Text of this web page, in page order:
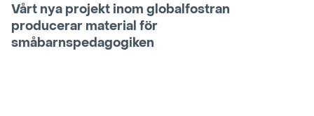
Vårt nya projekt inom globalfostran
producerar material för
småbarnspedagogiken